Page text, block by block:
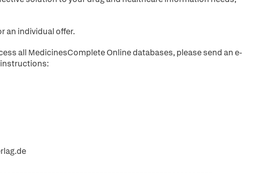
an individual offer.
all MedicinesComplete Online databases, please send an e-
instructions: